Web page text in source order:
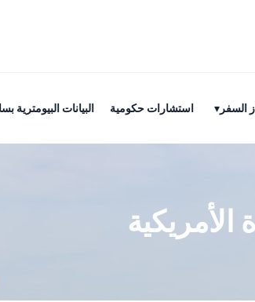
السفر استشارات حكومية البيانات البيومترية
الأمريكية